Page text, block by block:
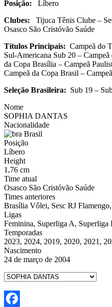
Posição: Líbero
Clubes: Tijuca Tênis Clube –
Osasco São Cristóvão Saúde
Títulos Principais: Campeã do
Sul-Americana Sub 20 –
da Copa Brasília – Campeã
Campeã da Copa Brasil –
Seleção Brasileira: Sub 19 –
Nome
SOPHIA DANTAS
Nacionalidade
Brasil
Posição
Líbero
Height
1,76 cm
Time atual
Osasco São Cristóvão Saúde
Times anteriores
Brasília Vôlei, Sesc RJ
Ligas
Feminina, Superliga A, Superliga
Temporadas
2023, 2024, 2019, 2020, 2021,
Nascimento
24 de março de 2004